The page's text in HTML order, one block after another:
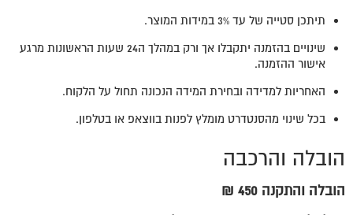
תיתכן סטייה של עד 3% במידות המוצר.
שינויים בהזמנה יתקבלו אך ורק במהלך ה24 שעות הראשונות מרגע
אישור ההזמנה.
האחריות למדידה ובחירת המידה הנכונה תחול על הלקוח.
בכל שינוי מהסנטדרט מומלץ לפנות בווצאפ או בטלפון.
הובלה והרכבה
הובלה והתקנה 450 ₪